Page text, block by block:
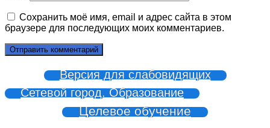
Сохранить моё имя, email и адрес сайта в этом
браузере для последующих моих комментариев.
Версия для слабовидящих
Сетевой город. Образование
Целевое обучение